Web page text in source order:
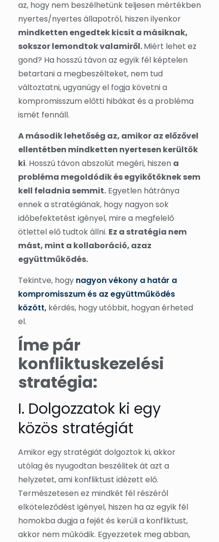
az, hogy nem beszélhetünk teljesen mértékben
nyertes/nyertes állapotról, hiszen ilyenkor
mindketten engedtek kicsit a másiknak,
sokszor lemondtok valamiről.Miért lehet ez
gond? Ha hosszú távon az egyik fél képtelen
betartani a megbeszélteket, nem tud
változtatni, ugyanúgy el fogja követni a
kompromisszum előtti hibákat és a probléma
ismét fennáll.
A második lehetőség az, amikor az előzővel
ellentétben mindketten nyertesen kerültök
ki. Hosszú távon abszolút megéri, hiszen a
probléma megoldódik és egyikőtöknek sem
kell feladnia semmit.Egyetlen hátránya
ennek a stratégiának, hogy nagyon sok
időbefektetést igényel, mire a megfelelő
ötlettel elő tudtok állni. Ez a stratégia nem
mást, mint a kollaboráció, azaz
együttműködés.
Tekintve, hogy nagyon vékony a határ a
kompromisszum és az együttműködés
között,kérdés, hogy utóbbit, hogyan érheted
el.
Íme pár
konfliktuskezelési
stratégia:
I. Dolgozzatok ki egy
közös stratégiát
Amikor egy stratégiát dolgoztok ki, akkor
utólag és nyugodtan beszélitek át azt a
helyzetet, ami konfliktust idézett elő.
Természetesen ez mindkét fél részéről
elköteleződést igényel, hiszen ha az egyik fél
homokba dugja a fejét és kerüli a konfliktust,
akkor nem működik. Egyezzetek meg abban,